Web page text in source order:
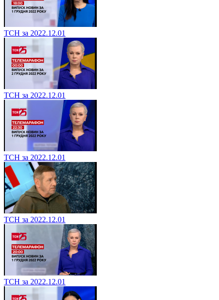
ТСН за 2022.12.01
ТСН за 2022.12.01
ТСН за 2022.12.01
ТСН за 2022.12.01
ТСН за 2022.12.01